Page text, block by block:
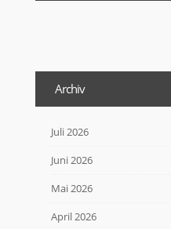
Archiv
Juli 2026
Juni 2026
Mai 2026
April 2026